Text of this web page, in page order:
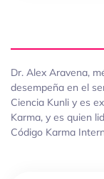
Dr. Alex Aravena,
desempeña en el
Ciencia Kunli y es
Karma, y es quien
Código Karma